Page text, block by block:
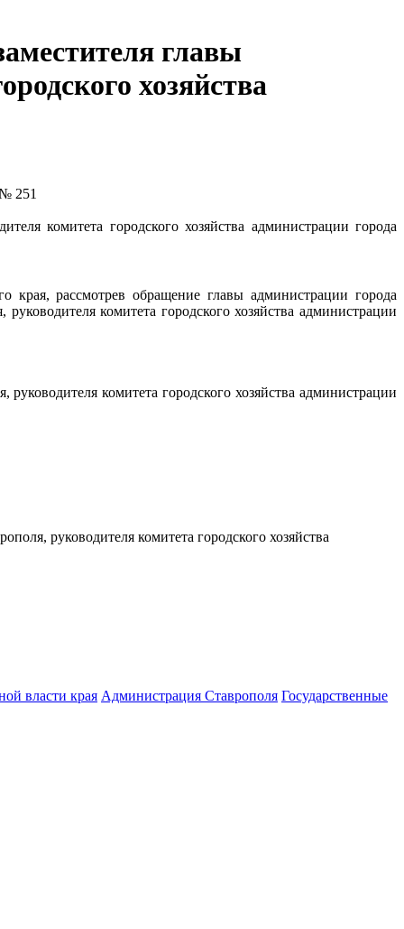
главы
хозяйства
251
комитета городского хозяйства администрации города
края, рассмотрев обращение главы администрации города
комитета городского хозяйства администрации
комитета городского хозяйства администрации
руководителя комитета городского хозяйства
власти края Администрация Ставрополя Государственные